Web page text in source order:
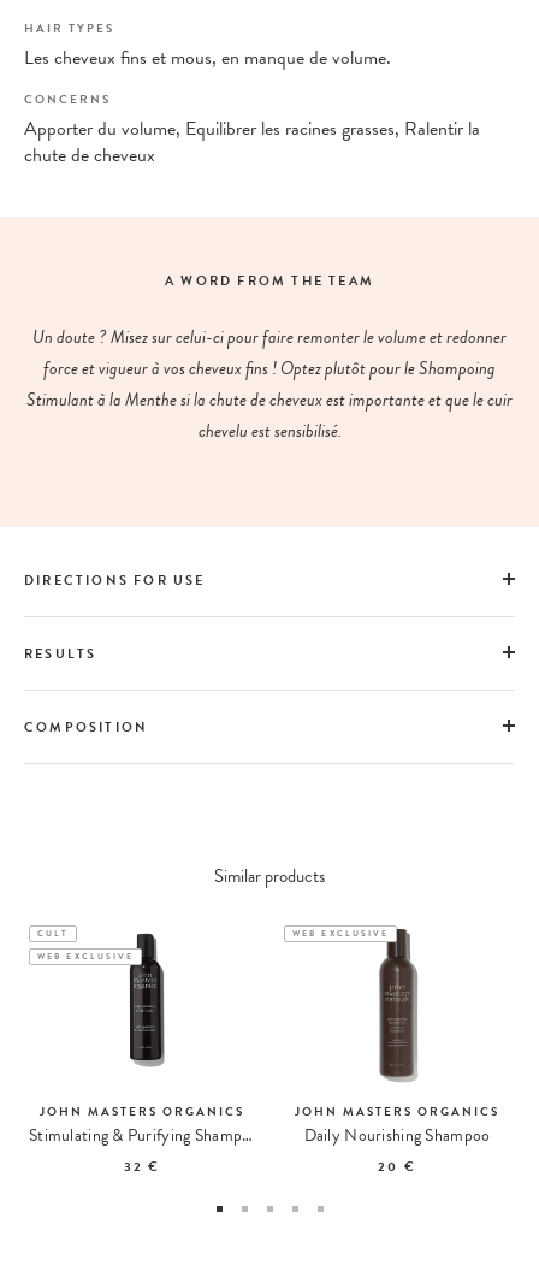
HAIR TYPES
Les cheveux fins et mous, en manque de volume.
CONCERNS
Apporter du volume, Equilibrer les racines grasses, Ralentir la
chute de cheveux
A WORD FROM THE TEAM
Un doute ? Misez sur celui-ci pour faire remonter le volume et redonner
force et vigueur à vos cheveux fins ! Optez plutôt pour le Shampoing
Stimulant à la Menthe si la chute de cheveux est importante et que le cuir
chevelu est sensibilisé.
DIRECTIONS FOR USE
RESULTS
COMPOSITION
Similar products
CULT
WEB EXCLUSIVE
JOHN MASTERS ORGANICS
Stimulating & Purifying Shampoo
32 €
WEB EXCLUSIVE
JOHN MASTERS ORGANICS
Daily Nourishing Shampoo
20 €